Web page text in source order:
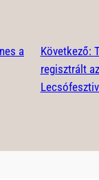
a
Következő:
regisztrált